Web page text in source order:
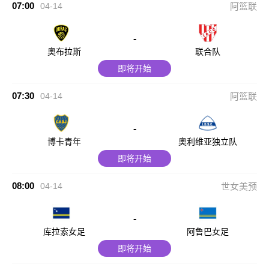
07:00 04-14 阿篮联
奥布拉斯
-
联合队
即将开始
07:30 04-14 阿篮联
博卡青年
-
奥利维亚独立队
即将开始
08:00 04-14 世女美预
库拉索女足
-
阿鲁巴女足
即将开始